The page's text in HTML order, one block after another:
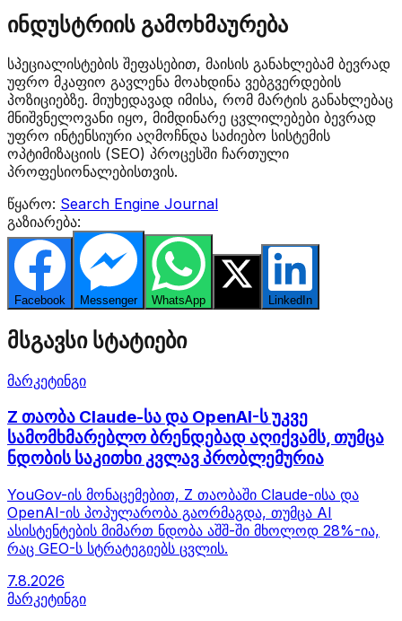
ინდუსტრიის გამოხმაურება
სპეციალისტების შეფასებით, მაისის განახლებამ ბევრად
უფრო მკაფიო გავლენა მოახდინა ვებგვერდების
პოზიციებზე. მიუხედავად იმისა, რომ მარტის განახლებაც
მნიშვნელოვანი იყო, მიმდინარე ცვლილებები ბევრად
უფრო ინტენსიური აღმოჩნდა საძიებო სისტემის
ოპტიმიზაციის (SEO) პროცესში ჩართული
პროფესიონალებისთვის.
წყარო: Search Engine Journal
გაზიარება:
Facebook Messenger WhatsApp LinkedIn
მსგავსი სტატიები
მარკეტინგი
Z თაობა Claude-სა და OpenAI-ს უკვე
სამომხმარებლო ბრენდებად აღიქვამს, თუმცა
ნდობის საკითხი კვლავ პრობლემურია
YouGov-ის მონაცემებით, Z თაობაში Claude-ისა და
OpenAI-ის პოპულარობა გაორმაგდა, თუმცა AI
ასისტენტების მიმართ ნდობა აშშ-ში მხოლოდ 28%-ია,
რაც GEO-ს სტრატეგიებს ცვლის.
7.8.2026
მარკეტინგი